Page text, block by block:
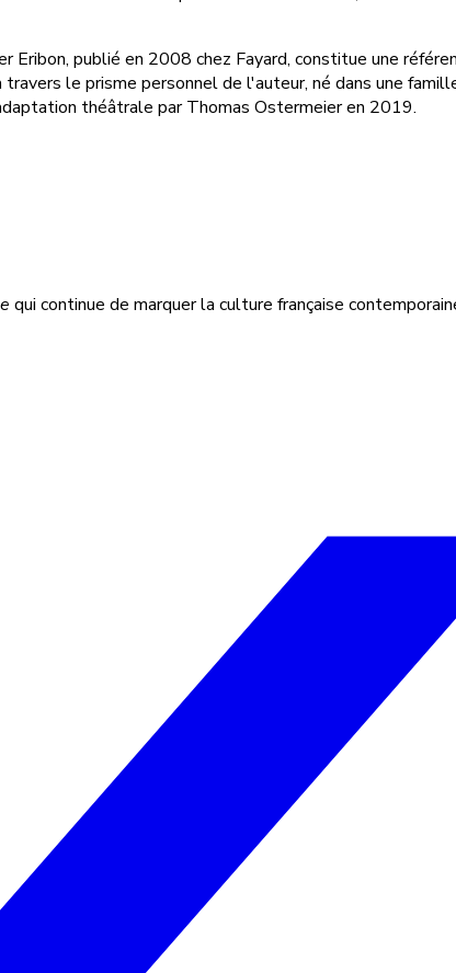
Eribon, publié en 2008 chez Fayard, constitue une
le prisme personnel de l'auteur, né dans une
théâtrale par Thomas Ostermeier en 2019.
qui continue de marquer la culture française